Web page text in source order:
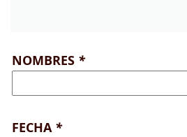
NOMBRES *
FECHA *